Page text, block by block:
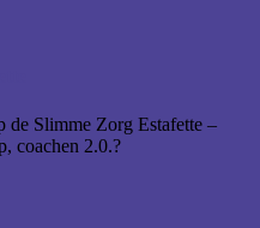
de Slimme Zorg Estafette –
coachen 2.0.?